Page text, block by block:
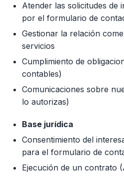
Atender las solicitudes de
por el formulario de
Gestionar la relación
servicios
Cumplimiento de
contables)
Comunicaciones sobre
lo autorizas)
Base jurídica
Consentimiento del
para el formulario de
Ejecución de un contrato